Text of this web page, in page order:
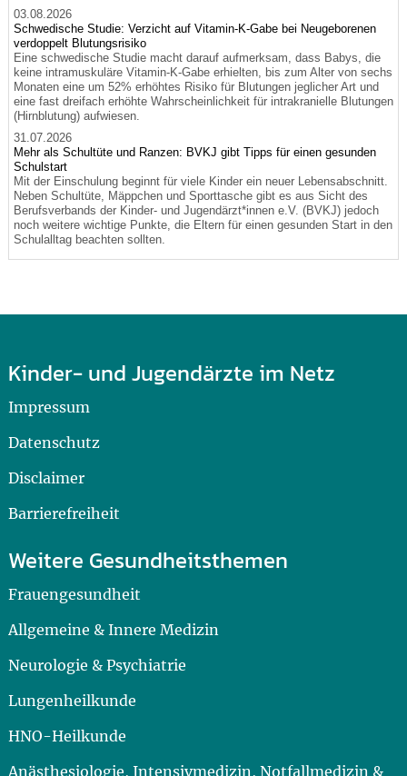
03.08.2026
Schwedische Studie: Verzicht auf Vitamin-K-Gabe bei Neugeborenen
verdoppelt Blutungsrisiko
Eine schwedische Studie macht darauf aufmerksam, dass Babys, die
keine intramuskuläre Vitamin-K-Gabe erhielten, bis zum Alter von sechs
Monaten eine um 52% erhöhtes Risiko für Blutungen jeglicher Art und
eine fast dreifach erhöhte Wahrscheinlichkeit für intrakranielle Blutungen
(Hirnblutung) aufwiesen.
31.07.2026
Mehr als Schultüte und Ranzen: BVKJ gibt Tipps für einen gesunden
Schulstart
Mit der Einschulung beginnt für viele Kinder ein neuer Lebensabschnitt.
Neben Schultüte, Mäppchen und Sporttasche gibt es aus Sicht des
Berufsverbands der Kinder- und Jugendärzt*innen e.V. (BVKJ) jedoch
noch weitere wichtige Punkte, die Eltern für einen gesunden Start in den
Schulalltag beachten sollten.
Kinder- und Jugendärzte im Netz
Impressum
Datenschutz
Disclaimer
Barrierefreiheit
Weitere Gesundheitsthemen
Frauengesundheit
Allgemeine & Innere Medizin
Neurologie & Psychiatrie
Lungenheilkunde
HNO-Heilkunde
Anästhesiologie, Intensivmedizin, Notfallmedizin &